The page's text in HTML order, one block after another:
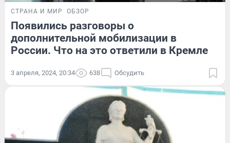
СТРАНА И МИР ОБЗОР
Появились разговоры о
дополнительной мобилизации в
России. Что на это ответили в Кремле
3 апреля, 2024, 20:34 638 Обсудить